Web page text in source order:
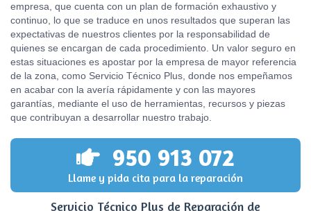
empresa, que cuenta con un plan de formación exhaustivo y
continuo, lo que se traduce en unos resultados que superan las
expectativas de nuestros clientes por la responsabilidad de
quienes se encargan de cada procedimiento. Un valor seguro en
estas situaciones es apostar por la empresa de mayor referencia
de la zona, como Servicio Técnico Plus, donde nos empeñamos
en acabar con la avería rápidamente y con las mayores
garantías, mediante el uso de herramientas, recursos y piezas
que contribuyan a desarrollar nuestro trabajo.
950 913 072
Llame y pida cita para la reparación
Servicio Técnico Plus de Reparación de